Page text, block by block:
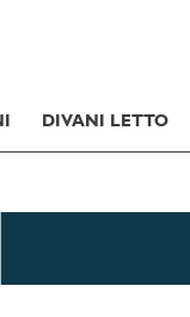
DIVANI LETTO